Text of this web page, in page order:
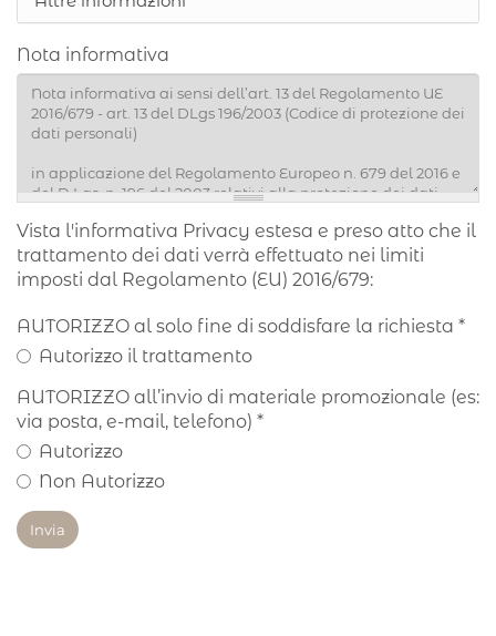
Nota informativa
Vista l'informativa Privacy estesa e preso atto che il
trattamento dei dati verrà effettuato nei limiti
imposti dal Regolamento (EU) 2016/679:
AUTORIZZO al solo fine di soddisfare la richiesta *
Autorizzo il trattamento
AUTORIZZO all’invio di materiale promozionale (es:
via posta, e-mail, telefono) *
Autorizzo
Non Autorizzo
Invia